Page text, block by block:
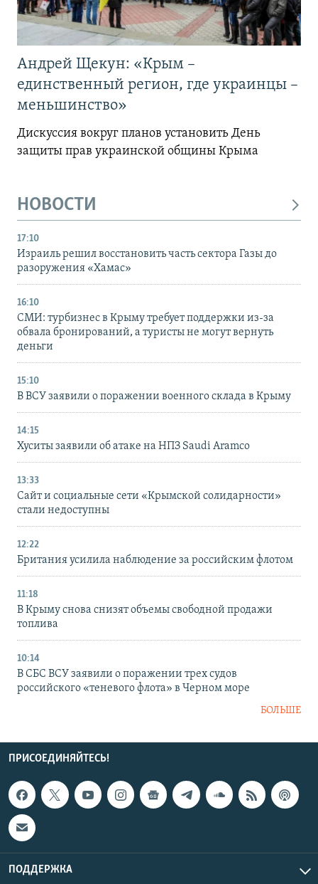
Андрей Щекун: «Крым –
единственный регион, где украинцы –
меньшинство»
Дискуссия вокруг планов установить День
защиты прав украинской общины Крыма
НОВОСТИ
17:10
Израиль решил восстановить часть сектора Газы до
разоружения «Хамас»
16:10
СМИ: турбизнес в Крыму требует поддержки из-за
обвала бронирований, а туристы не могут вернуть
деньги
15:10
В ВСУ заявили о поражении военного склада в Крыму
14:15
Хуситы заявили об атаке на НПЗ Saudi Aramco
13:33
Сайт и социальные сети «Крымской солидарности»
стали недоступны
12:22
Британия усилила наблюдение за российским флотом
11:18
В Крыму снова снизят объемы свободной продажи
топлива
10:14
В СБС ВСУ заявили о поражении трех судов
российского «теневого флота» в Черном море
БОЛЬШЕ
ПРИСОЕДИНЯЙТЕСЬ!
ПОДДЕРЖКА